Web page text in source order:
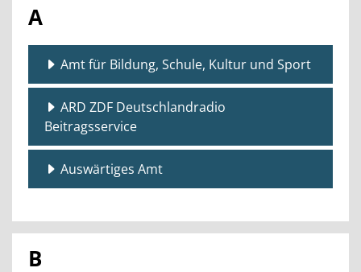
A
Amt für Bildung, Schule, Kultur und Sport
ARD ZDF Deutschlandradio
Beitragsservice
Auswärtiges Amt
B